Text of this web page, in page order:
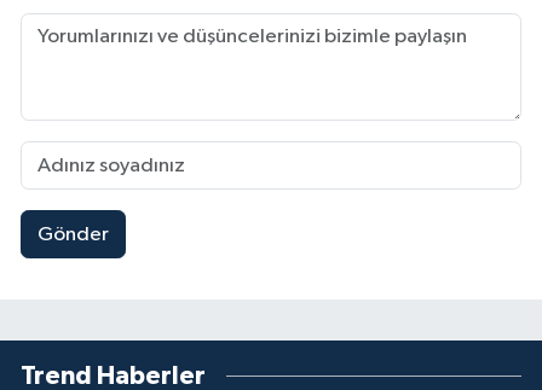
Gönder
Trend Haberler